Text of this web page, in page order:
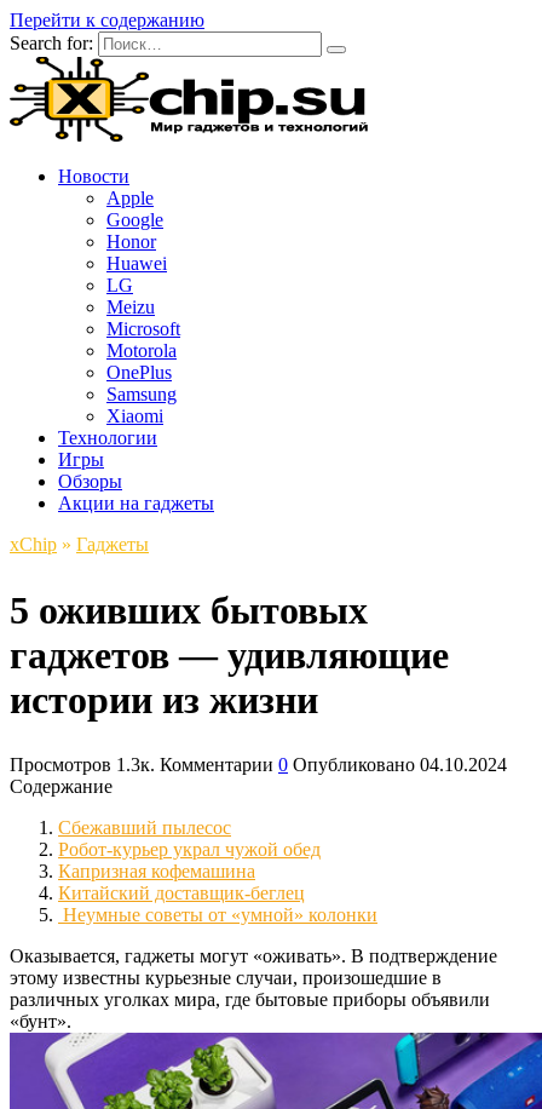
Перейти к содержанию
Search for:
Новости
Apple
Google
Honor
Huawei
LG
Meizu
Microsoft
Motorola
OnePlus
Samsung
Xiaomi
Технологии
Игры
Обзоры
Акции на гаджеты
xСhip » Гаджеты
5 оживших бытовых
гаджетов — удивляющие
истории из жизни
Просмотров 1.3к. Комментарии 0 Опубликовано 04.10.2024
Содержание
Сбежавший пылесос
Робот-курьер украл чужой обед
Капризная кофемашина
Китайский доставщик-беглец
Неумные советы от «умной» колонки
Оказывается, гаджеты могут «оживать». В подтверждение
этому известны курьезные случаи, произошедшие в
различных уголках мира, где бытовые приборы объявили
«бунт».